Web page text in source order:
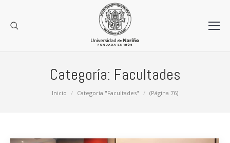
Categoría: Facultades
Inicio Categoría "Facultades" (Página 76)